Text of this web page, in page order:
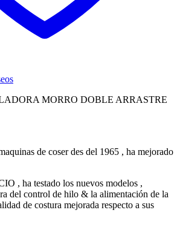
MORRO DOBLE ARRASTRE
de coser des del 1965 , ha mejorado
, ha testado los nuevos modelos ,
del control de hilo & la alimentación de la
de costura mejorada respecto a sus